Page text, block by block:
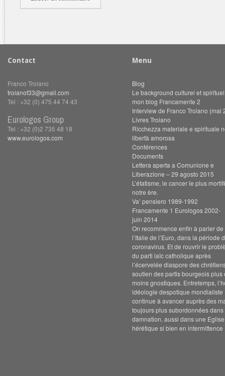
Contact
Franco Troiano
troianof33@gmail.com
Tel : +32 (0) 475 44 74 43
Eurologos Group
Tel : +32 (0)2 735 48 18
www.eurologos.com
Menu
Blog
Le background culturel et
mon blog Francamente 2
Interview de Franco Troiano (mai
Livres Troiano
Ricchezza materiale e spirituale
libertà amorosa
Conférences
Documents
Lettera aperta a Comunione e
Liberazione – 29 agosto 2015
L’étatisme, le cancer le plus
notre ère.
Va’ pensiero 1989-1992
Francamente 1 Eurologos 2002-
juin 2014
On recommence enfin à parler de
l’Italie de l’Euro, dans la période
coronavirus. Et de rouvrir le
du parti laïc catholique après
l’écervelée diaspore des
soutien des partis bourgeois plus
moins gnostiques. Entretemps,
idéologie despotique mondialiste
continue à avancer auprès des
toujours plus subordonnées dans
damnation, aussi dans une Eglise
hérétique si bien en intermittence